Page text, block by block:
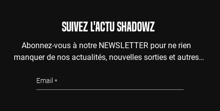
SUIVEZ L'ACTU SHADOWZ
Abonnez-vous à notre NEWSLETTER pour ne rien
manquer de nos actualités, nouvelles sorties et autres
Email